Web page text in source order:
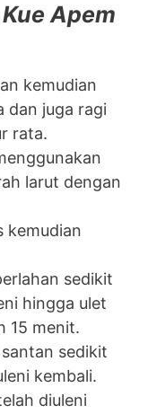
Apem
kemudian
dan juga ragi
rata.
larut dengan
kemudian
sedikit
hingga ulet
15 menit.
sedikit
kembali.
diuleni